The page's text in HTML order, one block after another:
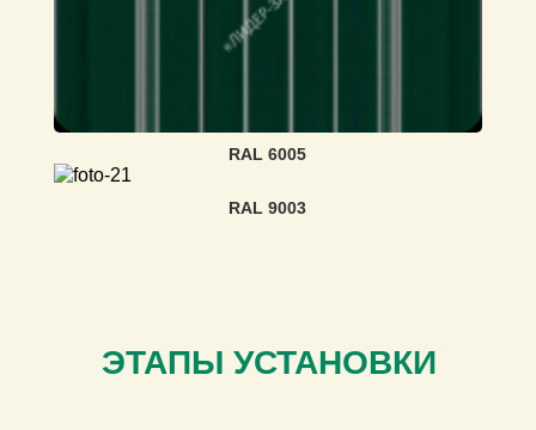
RAL 6005
RAL 9003
ЭТАПЫ УСТАНОВКИ